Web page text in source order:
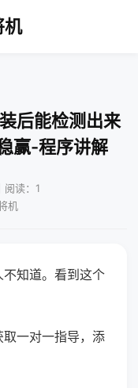
机
后能检测出来
赢-程序讲解
读：1
机
知道。看到这个
一对一指导，添